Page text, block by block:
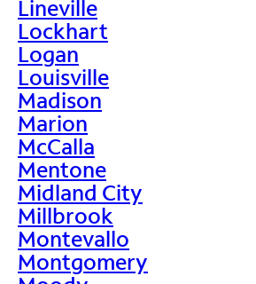
Lineville
Lockhart
Logan
Louisville
Madison
Marion
McCalla
Mentone
Midland City
Millbrook
Montevallo
Montgomery